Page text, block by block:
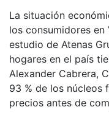
La situación
los consumidores en
estudio de Atenas
hogares en el país
Alexander Cabrera,
93 % de los núcleos
precios antes de